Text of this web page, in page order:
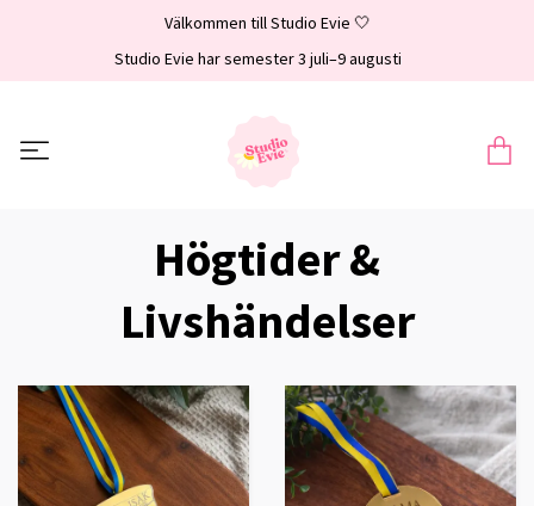
Välkommen till Studio Evie 🤍
Studio Evie har semester 3 juli–9 augusti
Högtider &
Livshändelser